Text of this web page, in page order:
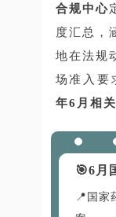
合规中心
度汇总，
地在法规
场准入要
年6月相关
🎯6月
📍国家